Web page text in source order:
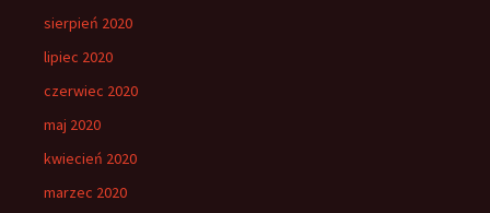
sierpień 2020
lipiec 2020
czerwiec 2020
maj 2020
kwiecień 2020
marzec 2020